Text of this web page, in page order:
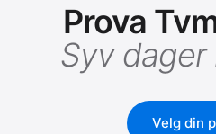
Prova
Syv dager
Velg din